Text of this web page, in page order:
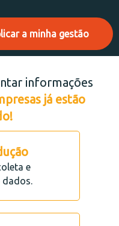
a minha gestão
informações
já estão
e
dados.